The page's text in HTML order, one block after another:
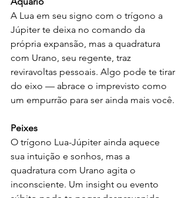
A Lua em seu signo com o trígono a
Júpiter te deixa no comando da
própria expansão, mas a quadratura
com Urano, seu regente, traz
reviravoltas pessoais. Algo pode te tirar
do eixo — abrace o imprevisto como
um empurrão para ser ainda mais você.
Peixes
O trígono Lua-Júpiter ainda aquece
sua intuição e sonhos, mas a
quadratura com Urano agita o
inconsciente. Um insight ou evento